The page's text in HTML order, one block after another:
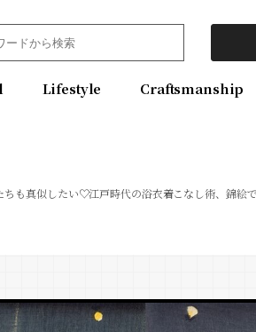
Lifestyle Craftsmanship
ちも真似したい♡江戸時代の浴衣着こなし術、錦絵で